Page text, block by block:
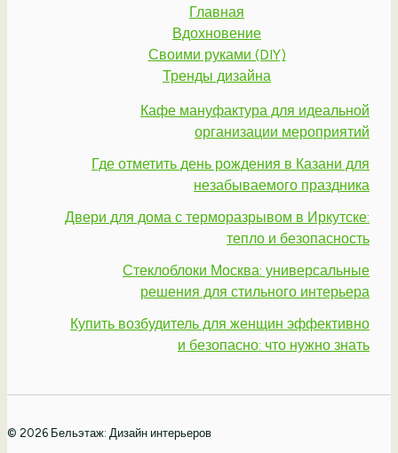
Главная
Вдохновение
Своими руками (DIY)
Тренды дизайна
Кафе мануфактура для идеальной
организации мероприятий
Где отметить день рождения в Казани для
незабываемого праздника
Двери для дома с терморазрывом в Иркутске:
тепло и безопасность
Стеклоблоки Москва: универсальные
решения для стильного интерьера
Купить возбудитель для женщин эффективно
и безопасно: что нужно знать
© 2026 Бельэтаж: Дизайн интерьеров